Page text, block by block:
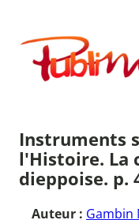
contenu
Publimath
Instruments
l'Histoire. La
dieppoise. p.
Auteur : Gambin